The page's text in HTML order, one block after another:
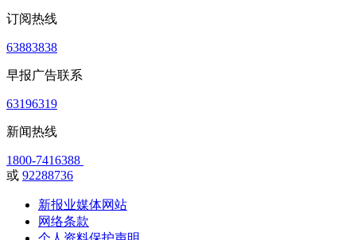
订阅热线
63883838
早报广告联系
63196319
新闻热线
1800-7416388
或 92288736
新报业媒体网站
网络条款